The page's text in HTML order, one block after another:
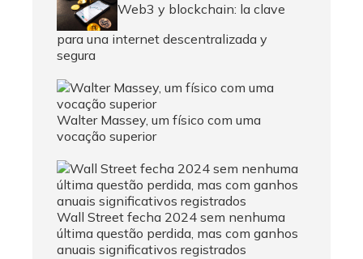
Web3 y blockchain: la clave
para una internet descentralizada y
segura
Walter Massey, um físico com uma
vocação superior
Wall Street fecha 2024 sem nenhuma
última questão perdida, mas com ganhos
anuais significativos registrados